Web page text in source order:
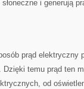
i generują
prąd elektryczny​
⁤Dzięki ​temu prąd ‍ten
od